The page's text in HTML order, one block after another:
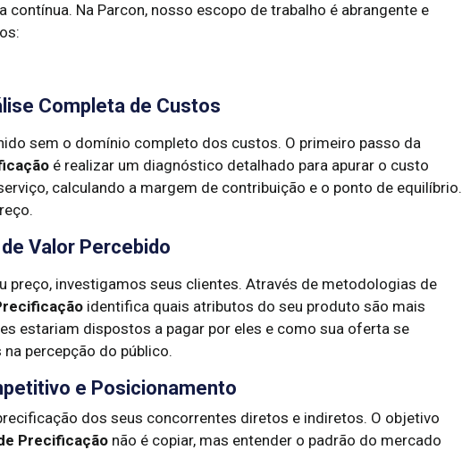
Na Parcon, nosso escopo de trabalho é abrangente e
Completa de Custos
sem o domínio completo dos custos. O primeiro passo da
é realizar um diagnóstico detalhado para apurar o custo
calculando a margem de contribuição e o ponto de equilíbrio.
Valor Percebido
preço, investigamos seus clientes. Através de metodologias de
identifica quais atributos do seu produto são mais
estariam dispostos a pagar por eles e como sua oferta se
percepção do público.
e Posicionamento
dos seus concorrentes diretos e indiretos. O objetivo
Precificação não é copiar, mas entender o padrão do mercado